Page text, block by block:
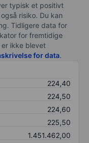
typisk et positivt
risiko. Du kan
Tidligere data for
for fremtidige
ikke blevet
for data.
224,40
224,50
224,60
225,50
1.451.462,00